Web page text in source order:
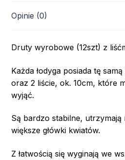
Opinie (0)
Druty wyrobowe (12szt) z
Każda łodyga posiada tę
oraz 2 liście, ok. 10cm, które
wyjąć.
Są bardzo stabilne,
większe główki kwiatów.
Z łatwością się wyginają we